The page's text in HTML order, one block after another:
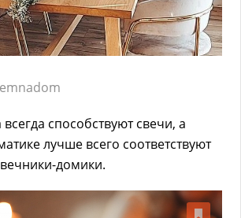
способствуют свечи, а
лучше всего соответствуют
домики.